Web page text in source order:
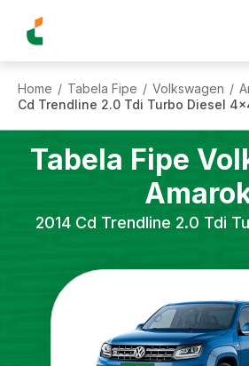
Home / Tabela Fipe / Volkswagen /
Cd Trendline 2.0 Tdi Turbo Diesel
Tabela Fipe
2014 Cd Trendline 2.0 Tdi